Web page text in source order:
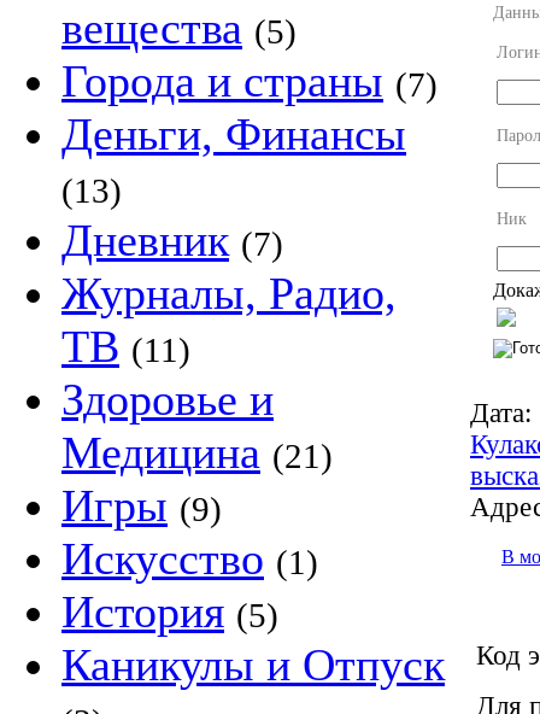
вещества (5)
Города и страны (7)
Деньги, Финансы
(13)
Дневник (7)
Журналы, Радио,
ТВ (11)
Здоровье и
Медицина (21)
Игры (9)
Искусство (1)
История (5)
Каникулы и Отпуск
Ник
Дата:
В
Код
Для